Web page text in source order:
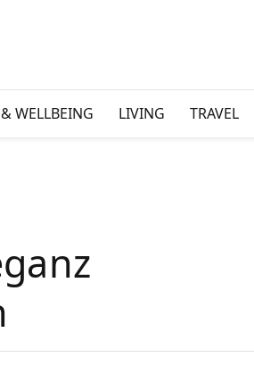
WELLBEING LIVING TRAVEL